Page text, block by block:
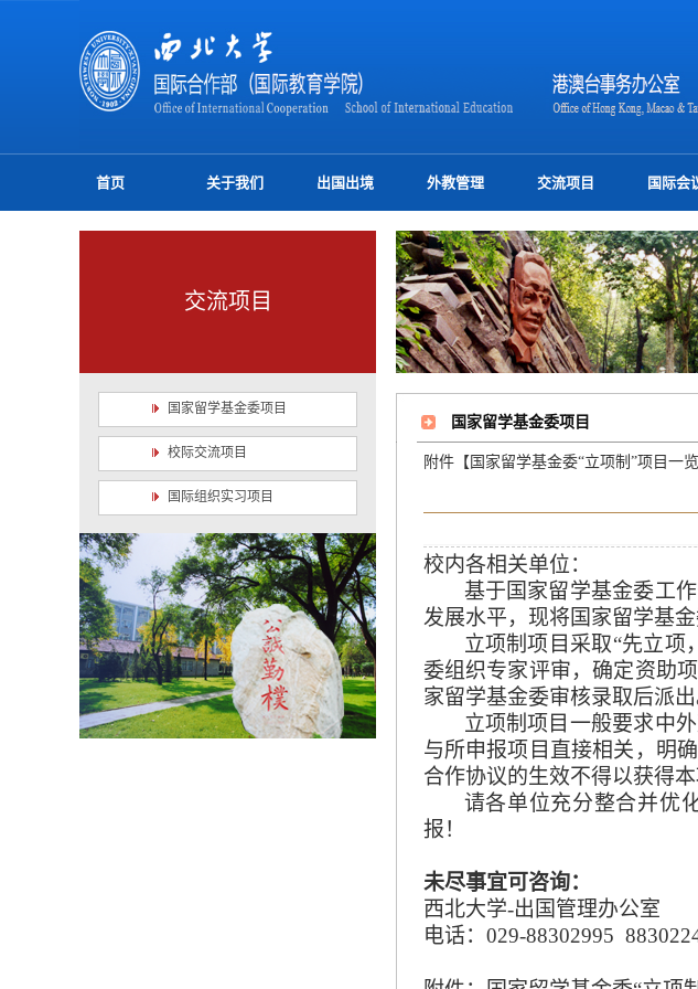
首页 关于我们 出国出境 外教管理 交流项目 国际会
交流项目
国家留学基金委项目
校际交流项目
国际组织实习项目
国家留学基金委项目
附件【 国家留学基金委“立项制”项目一
校内各相关单位：
基于国家留学基金委工作
发展水平， 现将国家留学基
立项制项目采取“先立项
委组织专家评审，确定资助
家留学基金委审核录取后派出
立项制项目一般要求中
与所申报项目直接相关，明
合作协议的生效不得以获得本
请各单位充分整合并优
报！
未尽事宜可咨询：
西北大学-出国管理办公室
电话： 029-88302995